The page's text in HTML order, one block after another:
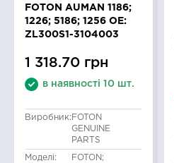
FOTON AUMAN 1186;
1226; 5186; 1256 OE:
ZL300S1-3104003
1 318.70 грн
в наявності 10 шт.
Виробник: FOTON
GENUINE
PARTS
Моделі: FOTON;